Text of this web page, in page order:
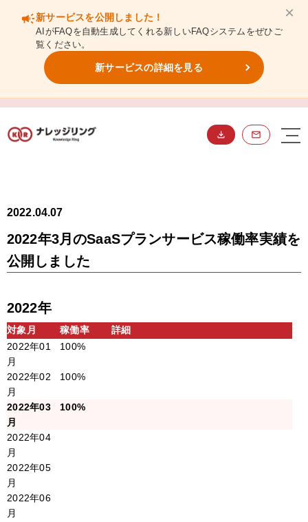
campaign新サービスを公開しました！
AIがFAQを自動生成してくれる新しいFAQシステムをぜひご
覧ください。
新サービスの詳細を見る
×
2022.04.07
2022年3月のSaaSプランサービス稼働率実績を
公開しました
2022年
対象月 稼働率
詳細
2022年01
月
100%
2022年02
月
100%
2022年03
月
100%
2022年04
月
2022年05
月
2022年06
月